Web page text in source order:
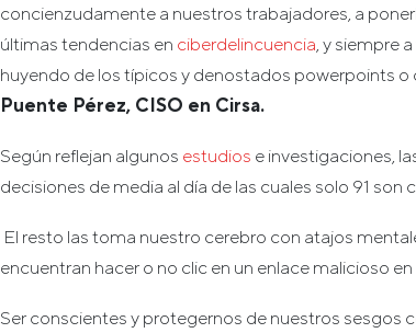
concienzudamente a nuestros trabajadores, a
últimas tendencias en ciberdelincuencia , y siempre
huyendo de los típicos y denostados powerpoints o
Puente Pérez, CISO en Cirsa.
Según reflejan algunos estudios e investigaciones,
decisiones de media al día de las cuales solo 91 son
El resto las toma nuestro cerebro con atajos
encuentran hacer o no clic en un enlace malicioso
Ser conscientes y protegernos de nuestros sesgos